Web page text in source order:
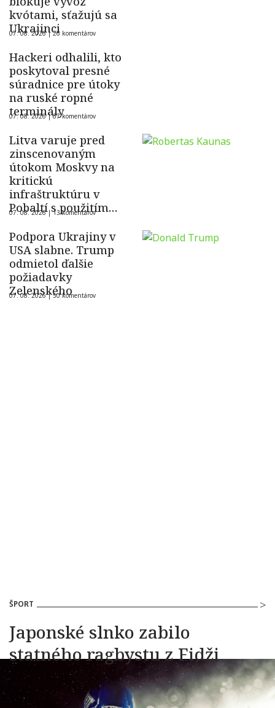
kvótami, sťažujú sa
Ukrajinci
07. 08. 2026 |26 komentárov
Hackeri odhalili, kto
poskytoval presné
súradnice pre útoky
na ruské ropné
terminály
07. 08. 2026 |67 komentárov
Litva varuje pred
zinscenovaným
útokom Moskvy na
kritickú
infraštruktúru v
Pobaltí s použitím
ukrajinského dronu
07. 08. 2026 |13 komentárov
Podpora Ukrajiny v
USA slabne. Trump
odmietol ďalšie
požiadavky
Zelenského
07. 08. 2026 |50 komentárov
ŠPORT